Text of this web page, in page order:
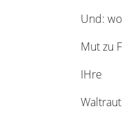
Und:
Mut zu
IHre